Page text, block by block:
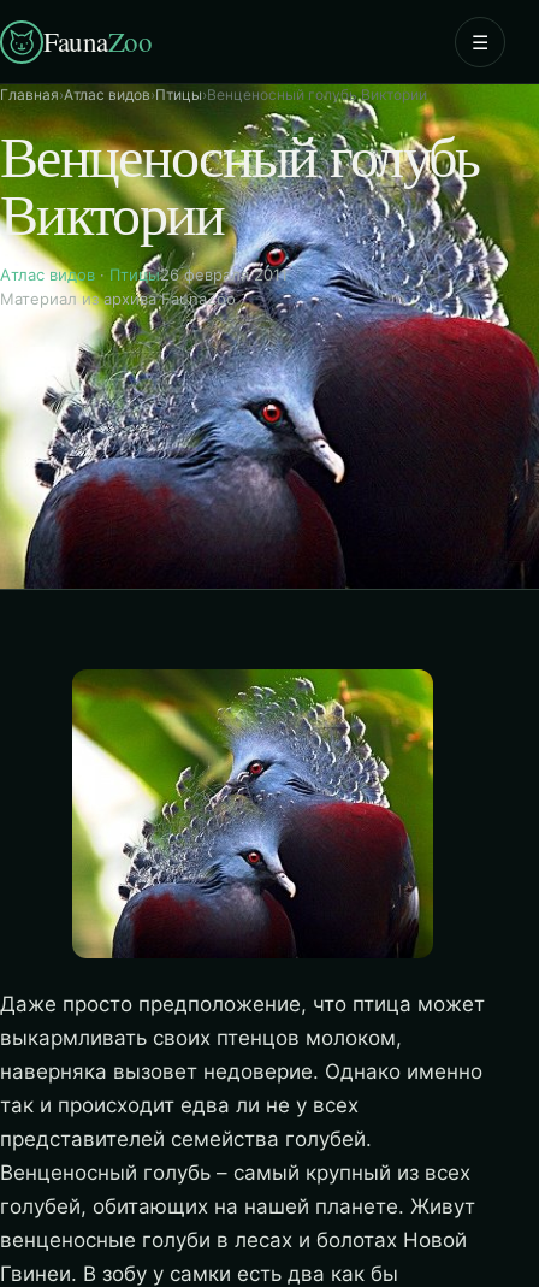
FaunaZoo ☰
Главная›Атлас видов›Птицы›Венценосный голубь Виктории
Венценосный голубь
Виктории
Атлас видов · Птицы26 февраля 2011
Материал из архива FaunaZoo
Даже просто предположение, что птица может
выкармливать своих птенцов молоком,
наверняка вызовет недоверие. Однако именно
так и происходит едва ли не у всех
представителей семейства голубей.
Венценосный голубь – самый крупный из всех
голубей, обитающих на нашей планете. Живут
венценосные голуби в лесах и болотах Новой
Гвинеи. В зобу у самки есть два как бы